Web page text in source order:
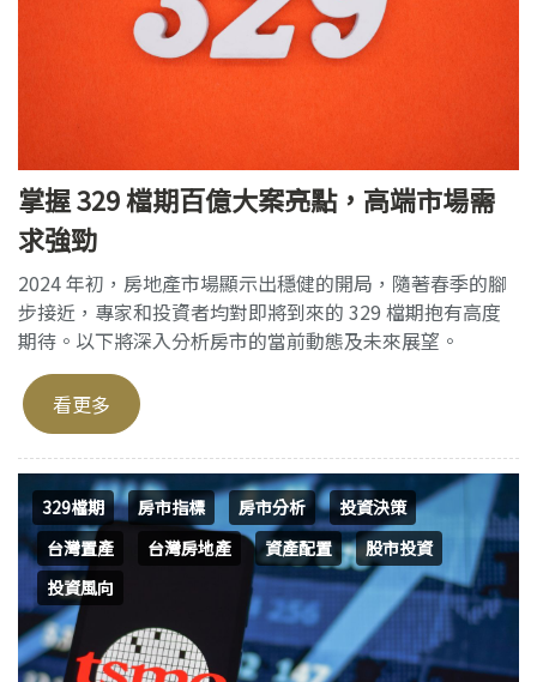
掌握 329 檔期百億大案亮點，高端市場需
求強勁
2024 年初，房地產市場顯示出穩健的開局，隨著春季的腳
步接近，專家和投資者均對即將到來的 329 檔期抱有高度
期待。以下將深入分析房市的當前動態及未來展望。
看更多
329檔期 房市指標 房市分析
投資決策
台灣置產
台灣房地產 資產配置
股市投資
投資風向